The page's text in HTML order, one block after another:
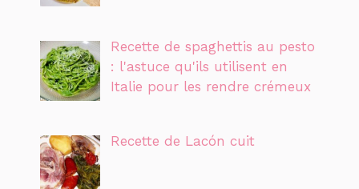
Recette de spaghettis au pesto
: l'astuce qu'ils utilisent en
Italie pour les rendre crémeux
Recette de Lacón cuit